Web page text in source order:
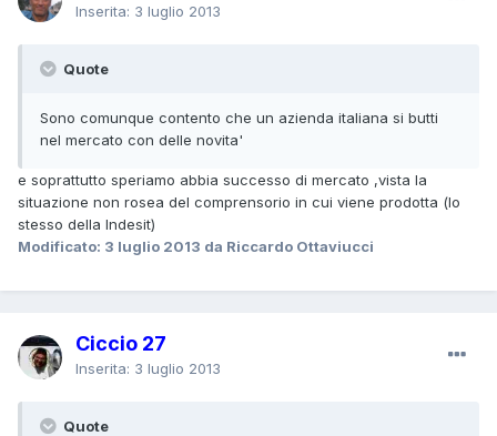
Inserita: 3 luglio 2013
Quote
Sono comunque contento che un azienda italiana si butti
nel mercato con delle novita'
e soprattutto speriamo abbia successo di mercato ,vista la
situazione non rosea del comprensorio in cui viene prodotta (lo
stesso della Indesit)
Modificato: 3 luglio 2013 da Riccardo Ottaviucci
Ciccio 27
Inserita: 3 luglio 2013
Quote